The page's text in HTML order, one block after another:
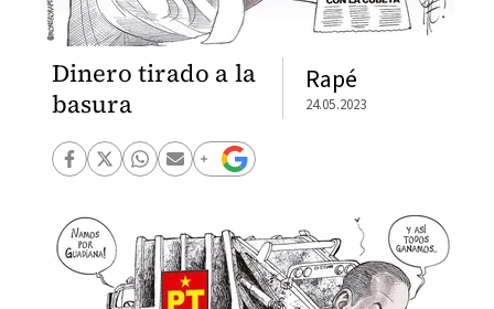
Dinero tirado a la
basura
Rapé
24.05.2023